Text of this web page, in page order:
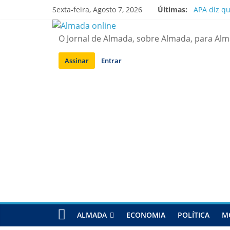
Sexta-feira, Agosto 7, 2026 Últimas:
APA diz
Ponte
Situação
O Jornal de Almada, sobre Almada, para
Assinar Entrar
ALMADA ECONOMIA POLÍTICA